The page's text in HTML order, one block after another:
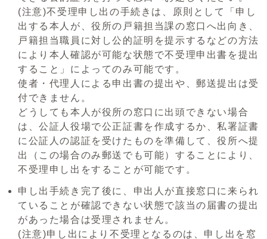
(注意)不受理申し出の手続きは、原則として「申し
出する本人が、役所の戸籍担当課の窓口へ出向き、
戸籍担当職員に対し公的証明を提示するなどの方法
により本人確認が可能な状態で不受理申出書を提出
すること」によってのみ可能です。
使者・代理人による申出書の提出や、郵送提出は受
付できません。
どうしても本人が役所の窓口に出頭できない場合
は、公証人役場で公正証書を作成するか、私署証書
に公証人の認証を受けたものを準備して、役所へ提
出（この場合のみ郵送でも可能）することにより、
不受理申し出をすることが可能です。
申し出手続き完了後に、申出人が直接窓口に来られ
ていることが確認できない状態で該当の届書の提出
があった場合は受理されません。
(注意)申し出により不受理となるのは、申し出を窓